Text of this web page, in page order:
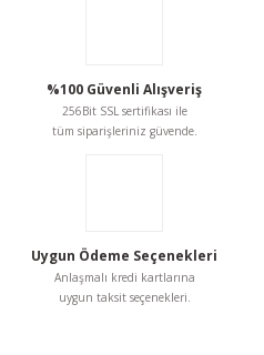
%100 Güvenli Alışveriş
256Bit SSL sertifikası ile
tüm siparişleriniz güvende.
Uygun Ödeme Seçenekleri
Anlaşmalı kredi kartlarına
uygun taksit seçenekleri.